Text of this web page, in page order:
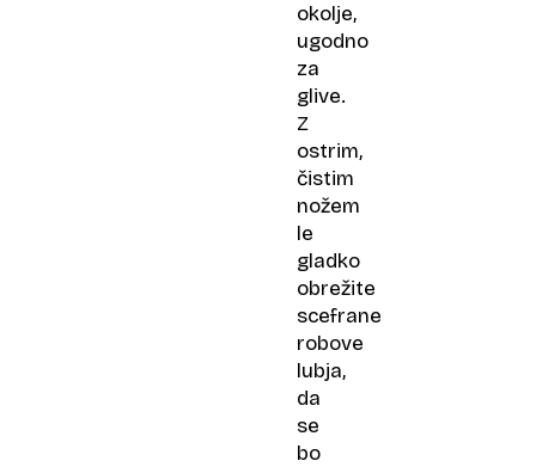
okolje,
ugodno
za
glive.
Z
ostrim,
čistim
nožem
le
gladko
obrežite
scefrane
robove
lubja,
da
se
bo